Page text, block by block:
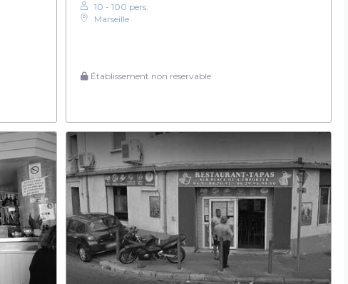
10 - 100 pers.
Marseille
Établissement non réservable